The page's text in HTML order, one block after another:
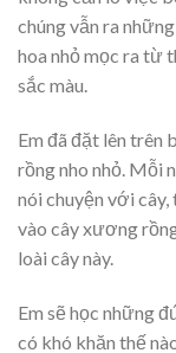
chúng vẫn ra
hoa nhỏ mọc ra từ
sắc màu.
Em đã đặt lên trên
rồng nho nhỏ. Mỗi
nói chuyện với cây,
vào cây xương
loài cây này.
Em sẽ học những
có khó khăn thế